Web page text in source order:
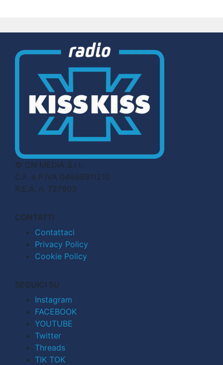
© CN MEDIA S.r.l.
C.F. e P.IVA 04998911210
R.E.A. n. 727803
CONTATTI
Contattaci
Privacy Policy
Cookie Policy
SEGUICI SU
Instagram
FACEBOOK
YOUTUBE
Twitter
Threads
TIK TOK